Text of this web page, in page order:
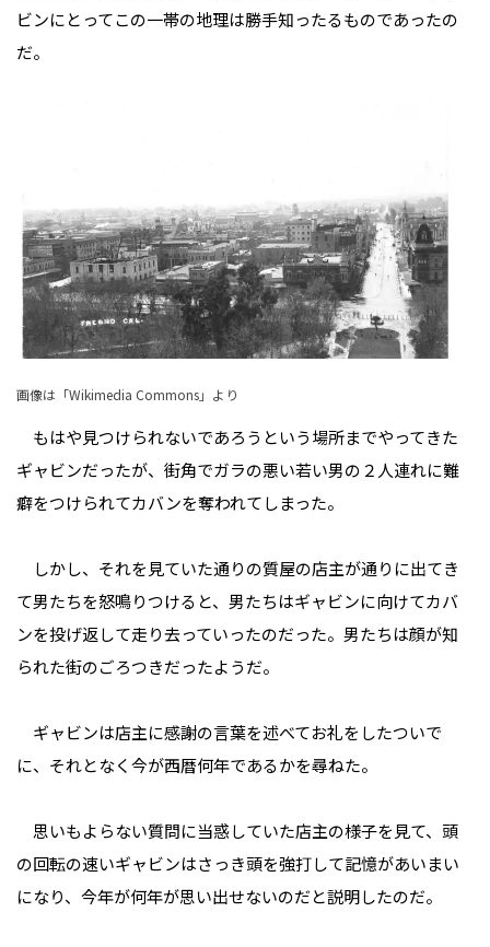
ビンにとってこの一帯の地理は勝手知ったるものであったの
だ。
画像は「Wikimedia Commons」より
もはや見つけられないであろうという場所までやってきた
ギャビンだったが、街角でガラの悪い若い男の２人連れに難
癖をつけられてカバンを奪われてしまった。
しかし、それを見ていた通りの質屋の店主が通りに出てき
て男たちを怒鳴りつけると、男たちはギャビンに向けてカバ
ンを投げ返して走り去っていったのだった。男たちは顔が知
られた街のごろつきだったようだ。
ギャビンは店主に感謝の言葉を述べてお礼をしたついで
に、それとなく今が西暦何年であるかを尋ねた。
思いもよらない質問に当惑していた店主の様子を見て、頭
の回転の速いギャビンはさっき頭を強打して記憶があいまい
になり、今年が何年が思い出せないのだと説明したのだ。